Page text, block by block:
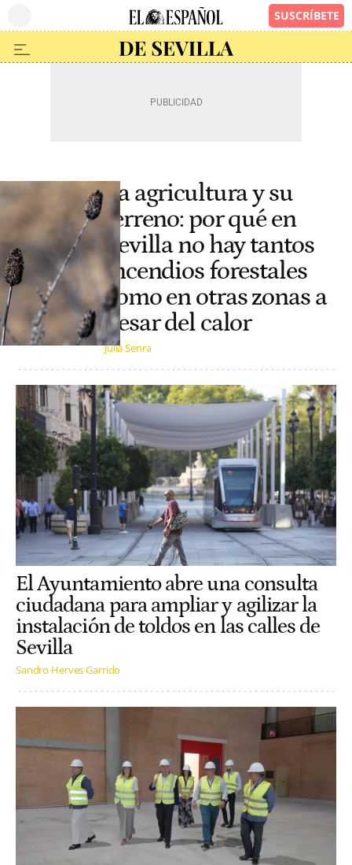
La agricultura y su
terreno: por qué en
Sevilla no hay tantos
incendios forestales
como en otras zonas a
pesar del calor
Julia Senra
El Ayuntamiento abre una consulta
ciudadana para ampliar y agilizar la
instalación de toldos en las calles de
Sevilla
Sandro Herves Garrido